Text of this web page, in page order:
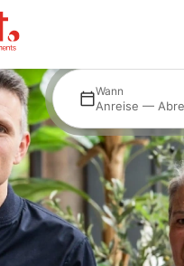
Wo
All hotels
Wann
Anreise —